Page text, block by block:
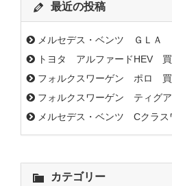
最近の投稿
メルセデス・ベンツ ＧＬ
トヨタ アルファードHEV
フォルクスワーゲン ポロ
フォルクスワーゲン ティグ
メルセデス・ベンツ Cクラ
カテゴリー